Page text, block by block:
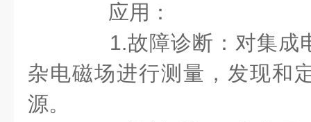
应用：
1.故障诊断：对集成
杂电磁场进行测量，发现和
源。